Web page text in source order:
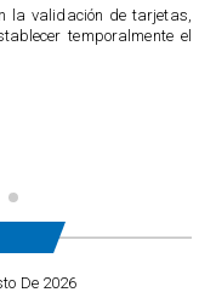
la validación de tarjetas,
temporalmente el
De 2026